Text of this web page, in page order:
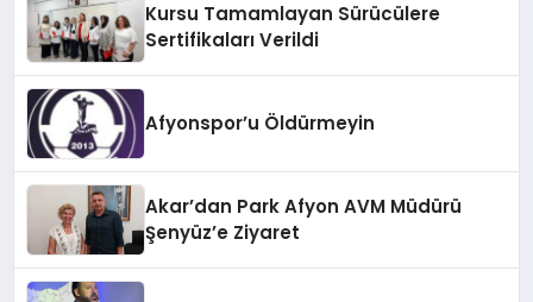
Kursu Tamamlayan Sürücülere
Sertifikaları Verildi
Afyonspor’u Öldürmeyin
Akar’dan Park Afyon AVM Müdürü
Şenyüz’e Ziyaret